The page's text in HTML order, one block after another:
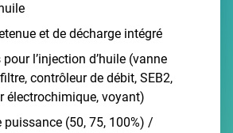
et de décharge intégré
l’injection d’huile (vanne
contrôleur de débit, SEB2,
électrochimique, voyant)
puissance (50, 75, 100%) /